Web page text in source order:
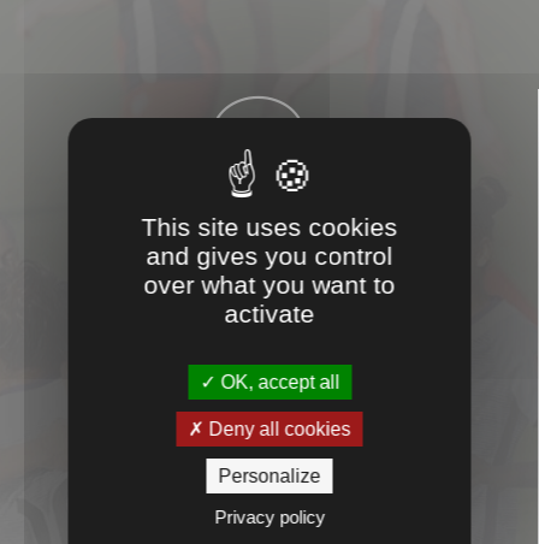

CONSEILS

PROXIMITÉ
This site uses cookies
and gives you control
over what you want to
activate
OK, accept all
Deny all cookies
Personalize
Privacy policy